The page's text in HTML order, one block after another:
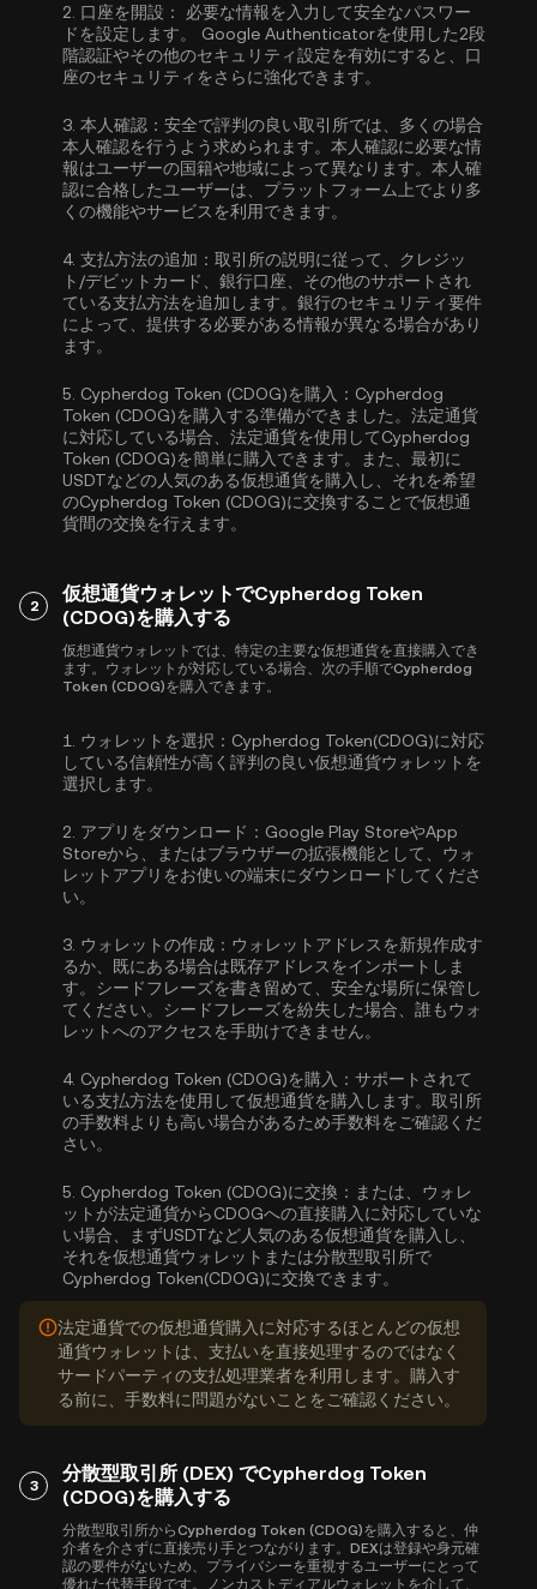
2. 口座を開設： 必要な情報を入力して安全なパスワー
ドを設定します。 Google Authenticatorを使用した2段
階認証やその他のセキュリティ設定を有効にすると、口
座のセキュリティをさらに強化できます。
3. 本人確認： 安全で評判の良い取引所では、多くの場合
本人確認を行うよう求められます。本人確認に必要な情
報はユーザーの国籍や地域によって異なります。本人確
認に合格したユーザーは、プラットフォーム上でより多
くの機能やサービスを利用できます。
4. 支払方法の追加： 取引所の説明に従って、クレジッ
ト/デビットカード、銀行口座、その他のサポートされ
ている支払方法を追加します。銀行のセキュリティ要件
によって、提供する必要がある情報が異なる場合があり
ます。
5. Cypherdog Token (CDOG)を購入： Cypherdog
Token (CDOG)を購入する準備ができました。法定通貨
に対応している場合、法定通貨を使用してCypherdog
Token (CDOG)を簡単に購入できます。また、最初に
USDTなどの人気のある仮想通貨を購入し、それを希望
のCypherdog Token (CDOG)に交換することで仮想通
貨間の交換を行えます。
2
仮想通貨ウォレットでCypherdog Token
(CDOG)を購入する
仮想通貨ウォレットでは、特定の主要な仮想通貨を直接購入でき
ます。ウォレットが対応している場合、次の手順でCypherdog
Token (CDOG)を購入できます。
1. ウォレットを選択： Cypherdog Token(CDOG)に対応
している信頼性が高く評判の良い仮想通貨ウォレットを
選択します。
2. アプリをダウンロード： Google Play StoreやApp
Storeから、またはブラウザーの拡張機能として、ウォ
レットアプリをお使いの端末にダウンロードしてくださ
い。
3. ウォレットの作成： ウォレットアドレスを新規作成す
るか、既にある場合は既存アドレスをインポートしま
す。シードフレーズを書き留めて、安全な場所に保管し
てください。シードフレーズを紛失した場合、誰もウォ
レットへのアクセスを手助けできません。
4. Cypherdog Token (CDOG)を購入： サポートされて
いる支払方法を使用して仮想通貨を購入します。取引所
の手数料よりも高い場合があるため手数料をご確認くだ
さい。
5. Cypherdog Token (CDOG)に交換： または、ウォレ
ットが法定通貨からCDOGへの直接購入に対応していな
い場合、まずUSDTなど人気のある仮想通貨を購入し、
それを仮想通貨ウォレットまたは分散型取引所で
Cypherdog Token(CDOG)に交換できます。
法定通貨での仮想通貨購入に対応するほとんどの仮想
通貨ウォレットは、支払いを直接処理するのではなく
サードパーティの支払処理業者を利用します。購入す
る前に、手数料に問題がないことをご確認ください。
3
分散型取引所 (DEX) でCypherdog Token
(CDOG)を購入する
分散型取引所からCypherdog Token (CDOG)を購入すると、仲
介者を介さずに直接売り手とつながります。DEXは登録や身元確
認の要件がないため、プライバシーを重視するユーザーにとって
優れた代替手段です。ノンカストディアルウォレットを介して、